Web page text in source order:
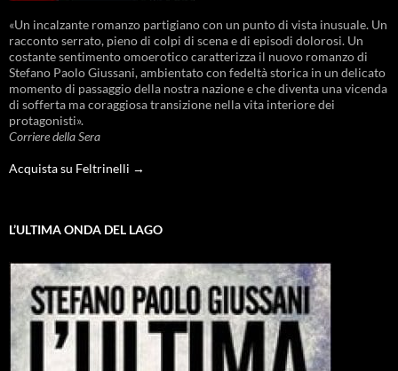
«Un incalzante romanzo partigiano con un punto di vista inusuale. Un
racconto serrato, pieno di colpi di scena e di episodi dolorosi. Un
costante sentimento omoerotico caratterizza il nuovo romanzo di
Stefano Paolo Giussani, ambientato con fedeltà storica in un delicato
momento di passaggio della nostra nazione e che diventa una vicenda
di sofferta ma coraggiosa transizione nella vita interiore dei
protagonisti».
Corriere della Sera
Acquista su Feltrinelli →
L’ULTIMA ONDA DEL LAGO